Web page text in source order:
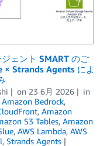
ェント SMART のご
Strands Agents によ
on 23 6月 2026
in
Amazon Bedrock,
, Amazon
S3 Tables, Amazon
, AWS Lambda, AWS
, Strands Agents